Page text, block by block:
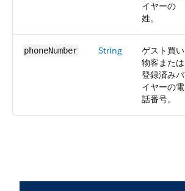
イヤーの
姓。
phoneNumber String
ゲスト買い
物客または
登録済みバ
イヤーの電
話番号。